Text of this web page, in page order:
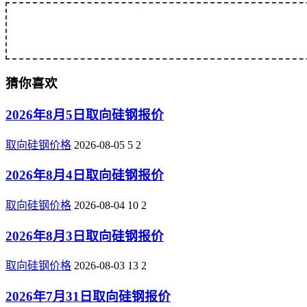
猜你喜欢
2026年8月5日取向硅钢报价
取向硅钢价格 2026-08-05 5 2
2026年8月4日取向硅钢报价
取向硅钢价格 2026-08-04 10 2
2026年8月3日取向硅钢报价
取向硅钢价格 2026-08-03 13 2
2026年7月31日取向硅钢报价